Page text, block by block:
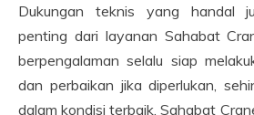
Dukungan teknis yang handal
penting dari layanan Sahabat
berpengalaman selalu siap
dan perbaikan jika diperlukan,
dalam kondisi terbaik. Sahabat